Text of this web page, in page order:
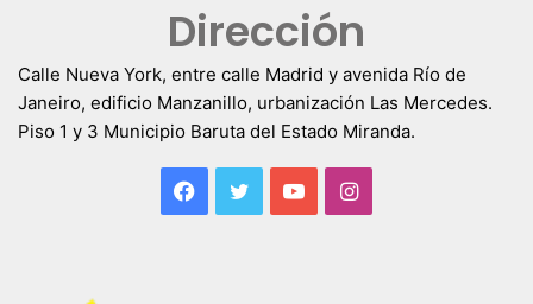
Dirección
Calle Nueva York, entre calle Madrid y avenida Río de
Janeiro, edificio Manzanillo, urbanización Las Mercedes.
Piso 1 y 3 Municipio Baruta del Estado Miranda.
Facebook
TwitterYouTubeInstagram